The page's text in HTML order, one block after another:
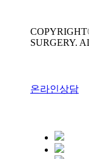
SURGERY.
온라인상담